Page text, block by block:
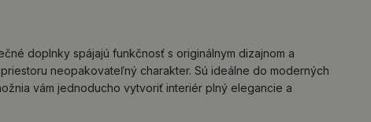
doplnky spájajú funkčnosť s originálnym dizajnom a
neopakovateľný charakter. Sú ideálne do moderných
vám jednoducho vytvoriť interiér plný elegancie a